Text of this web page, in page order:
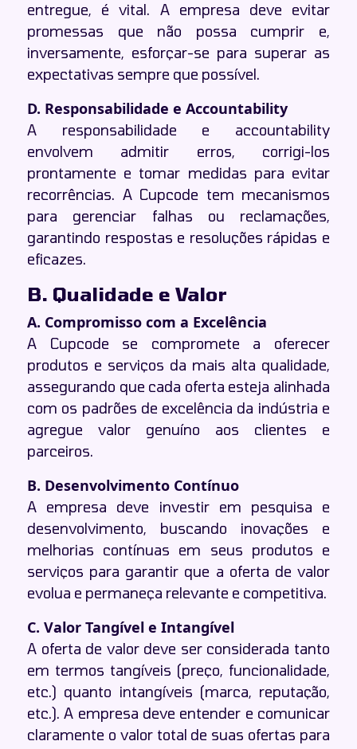
entregue, é vital. A empresa deve evitar
promessas que não possa cumprir e,
inversamente, esforçar-se para superar as
expectativas sempre que possível.
D. Responsabilidade e Accountability
A responsabilidade e accountability
envolvem admitir erros, corrigi-los
prontamente e tomar medidas para evitar
recorrências. A Cupcode tem mecanismos
para gerenciar falhas ou reclamações,
garantindo respostas e resoluções rápidas e
eficazes.
B. Qualidade e Valor
A. Compromisso com a Excelência
A Cupcode se compromete a oferecer
produtos e serviços da mais alta qualidade,
assegurando que cada oferta esteja alinhada
com os padrões de excelência da indústria e
agregue valor genuíno aos clientes e
parceiros.
B. Desenvolvimento Contínuo
A empresa deve investir em pesquisa e
desenvolvimento, buscando inovações e
melhorias contínuas em seus produtos e
serviços para garantir que a oferta de valor
evolua e permaneça relevante e competitiva.
C. Valor Tangível e Intangível
A oferta de valor deve ser considerada tanto
em termos tangíveis (preço, funcionalidade,
etc.) quanto intangíveis (marca, reputação,
etc.). A empresa deve entender e comunicar
claramente o valor total de suas ofertas para